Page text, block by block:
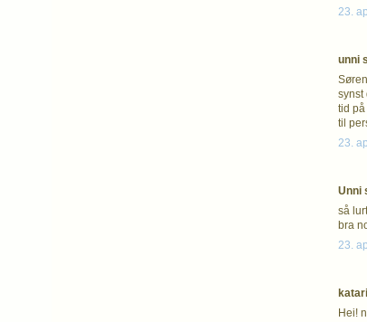
23.
unni
synst
tid
til
23.
Unni
så
bra
23.
Hei!